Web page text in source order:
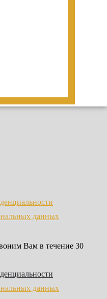
данных
Вам в течение 30
данных